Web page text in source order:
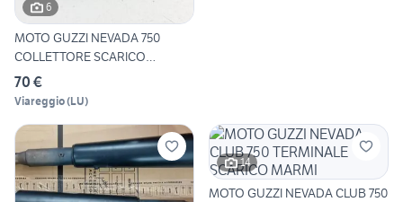
6
MOTO GUZZI NEVADA 750
COLLETTORE SCARICO
MARMITTA
70 €
Viareggio(LU)
14
MOTO GUZZI NEVADA CLUB 750